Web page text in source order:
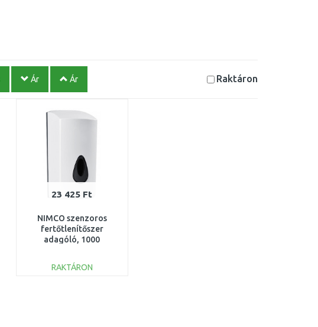
Ár Ár Raktáron
23 425 Ft
NIMCO szenzoros
fertőtlenítőszer
adagóló, 1000
RAKTÁRON